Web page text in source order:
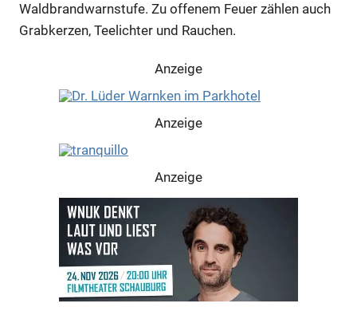
Waldbrandwarnstufe. Zu offenem Feuer zählen auch
Grabkerzen, Teelichter und Rauchen.
Anzeige
Anzeige
Anzeige